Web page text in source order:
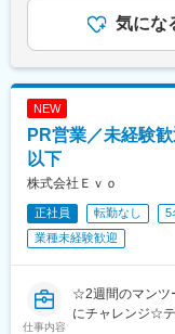
柳駅、脇ノ沢駅
駅、保原駅、会
大阪空港駅(大阪
陽女学園前駅
▼
気にな
NEW
PR営業／未経験
以下
株式会社Ｅｖｏ
正社員 転勤なし 5
業種未経験歓迎
仕事内容
☆2週間のマンツ
にチャレンジ☆